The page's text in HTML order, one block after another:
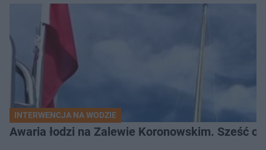
INTERWENCJA NA WODZIE
Awaria łodzi na Zalewie Koronowskim. Sześć